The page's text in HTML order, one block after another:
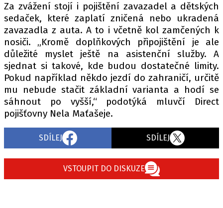
Za zvážení stojí i pojištění zavazadel a dětských
sedaček, které zaplatí zničená nebo ukradená
zavazadla z auta. A to i včetně kol zamčených k
nosiči. „Kromě doplňkových připojištění je ale
důležité myslet ještě na asistenční služby. A
sjednat si takové, kde budou dostatečné limity.
Pokud například někdo jezdí do zahraničí, určitě
mu nebude stačit základní varianta a hodí se
sáhnout po vyšší,“ podotýká mluvčí Direct
pojišťovny Nela Maťašeje.
SDÍLEJ SDÍLEJ
VSTOUPIT DO DISKUZE